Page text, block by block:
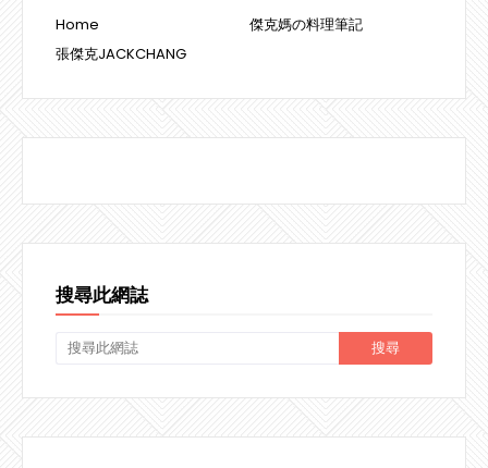
Home
傑克媽の料理筆記
張傑克JACKCHANG
搜尋此網誌